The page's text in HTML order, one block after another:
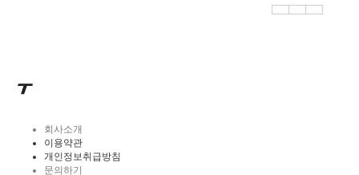
회사소개
이용약관
개인정보취급방침
문의하기